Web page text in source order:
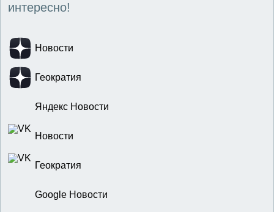
интересно!
Новости
Геократия
Яндекс Новости
Новости
Геократия
Google Новости